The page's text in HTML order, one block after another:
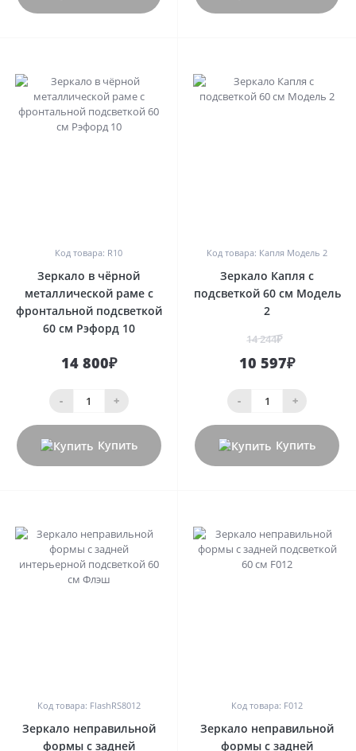
Код товара: R10
Зеркало в чёрной
металлической раме с
фронтальной подсветкой
60 см Рэфорд 10
14 800₽
- +
Купить
Код товара: Капля Модель 2
Зеркало Капля с
подсветкой 60 см Модель
2
14 244₽
10 597₽
- +
Купить
Код товара: FlashRS8012
Зеркало неправильной
формы с задней
Код товара: F012
Зеркало неправильной
формы с задней